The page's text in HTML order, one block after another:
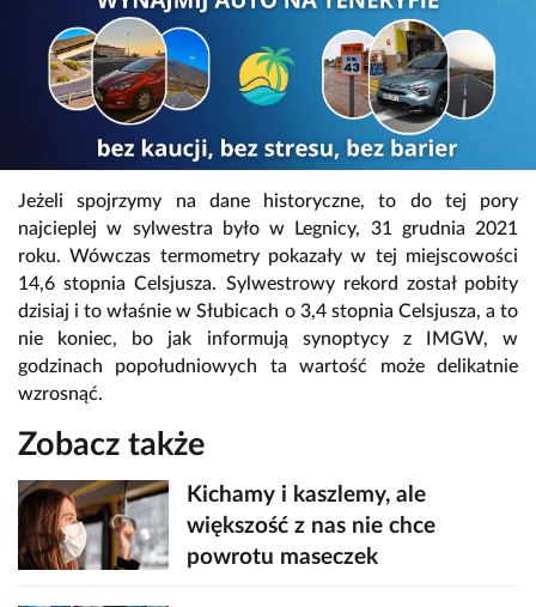
Jeżeli spojrzymy na dane historyczne, to do tej pory
najcieplej w sylwestra było w Legnicy, 31 grudnia 2021
roku. Wówczas termometry pokazały w tej miejscowości
14,6 stopnia Celsjusza. Sylwestrowy rekord został pobity
dzisiaj i to właśnie w Słubicach o 3,4 stopnia Celsjusza, a to
nie koniec, bo jak informują synoptycy z IMGW, w
godzinach popołudniowych ta wartość może delikatnie
wzrosnąć.
Zobacz także
Kichamy i kaszlemy, ale
większość z nas nie chce
powrotu maseczek